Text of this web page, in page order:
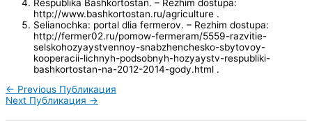
Respublika Bashkortostan. – Rezhim dostupa:
http://www.bashkortostan.ru/agriculture .
Selianochka: portal dlia fermerov. – Rezhim dostupa:
http://fermer02.ru/pomow-fermeram/5559-razvitie-
selskohozyaystvennoy-snabzhenchesko-sbytovoy-
kooperacii-lichnyh-podsobnyh-hozyaystv-respubliki-
bashkortostan-na-2012-2014-gody.html .
← Previous Публикация
Next Публикация →